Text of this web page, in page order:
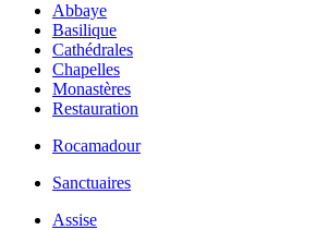
Abbaye
Basilique
Cathédrales
Chapelles
Monastères
Restauration
Rocamadour
Sanctuaires
Assise